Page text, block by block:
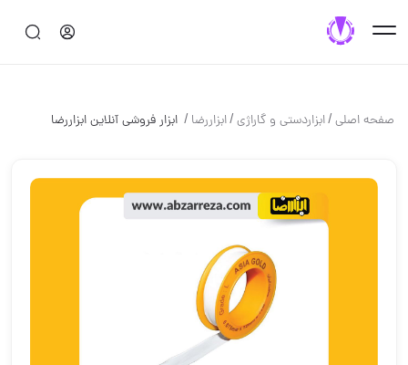
صفحه اصلی/ابزاردستی و گاراژی/ابزاررضا / ️ ابزار فروشی آنلاین ابزاررضا ️